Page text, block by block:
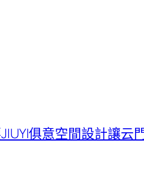
俱意空間設計讓云